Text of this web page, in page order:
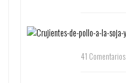
41 Comentarios